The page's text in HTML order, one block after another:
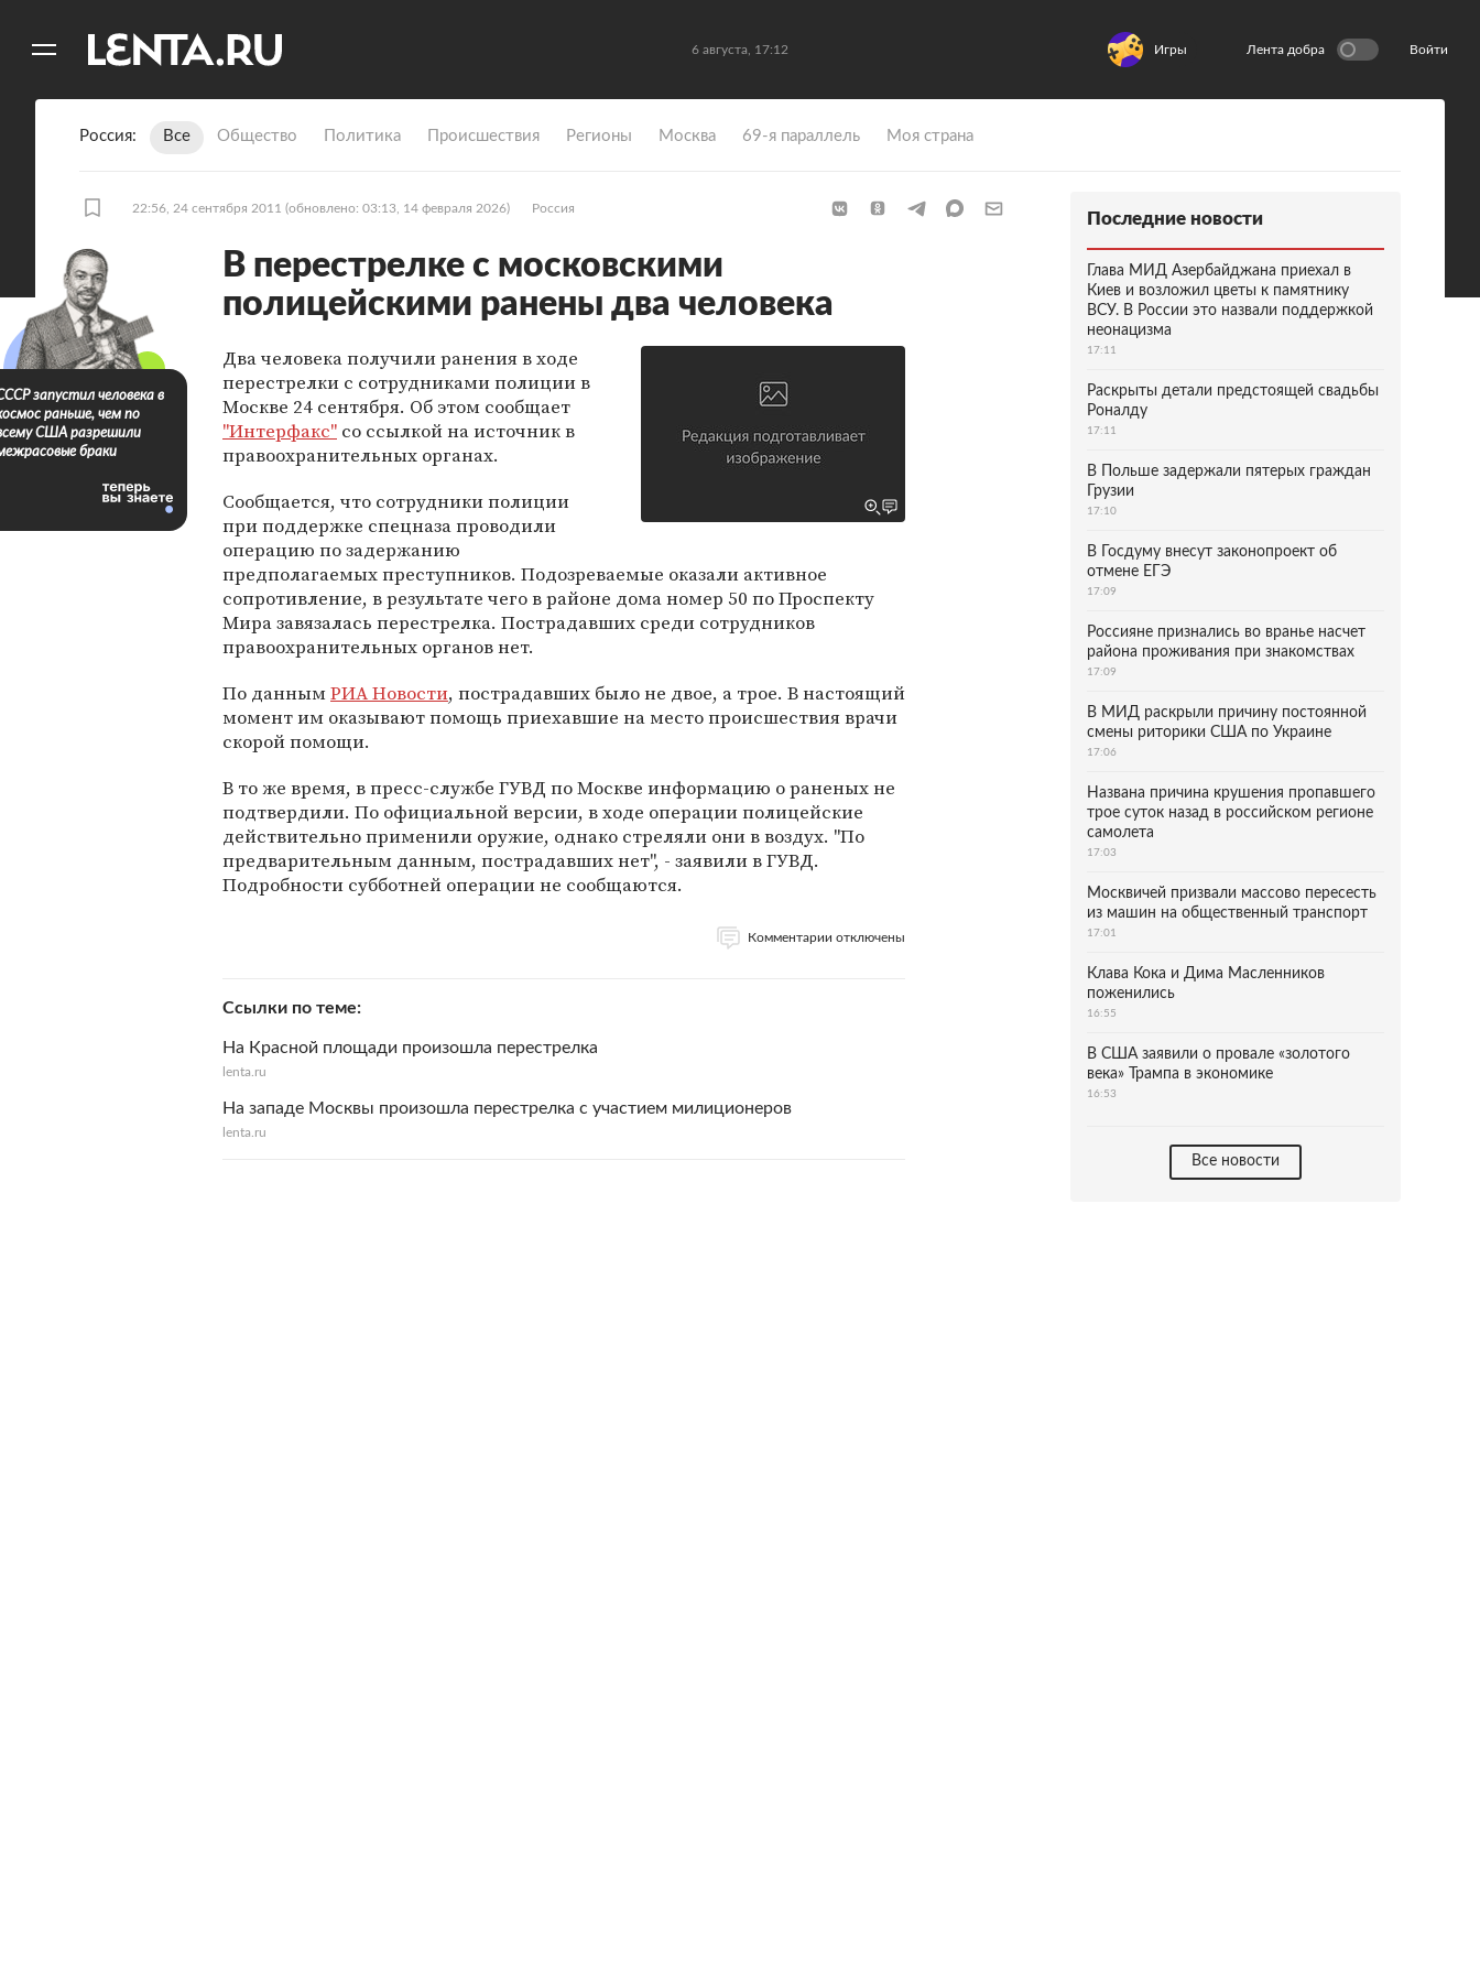
6 августа, 17:12 Игры Лента добра Войти
Россия Все Общество Политика Происшествия Регионы Москва 69-я параллель Моя страна
22:56, 24 сентября 2011 (обновлено: 03:13, 14 февраля 2026) Россия
В перестрелке с московскими
полицейскими ранены два человека
Два человека получили ранения в ходе
перестрелки с сотрудниками полиции в
Москве 24 сентября. Об этом сообщает
"Интерфакс" со ссылкой на источник в
правоохранительных органах.
Сообщается, что сотрудники полиции
при поддержке спецназа проводили
операцию по задержанию
предполагаемых преступников. Подозреваемые оказали активное
сопротивление, в результате чего в районе дома номер 50 по Проспекту
Мира завязалась перестрелка. Пострадавших среди сотрудников
правоохранительных органов нет.
По даннымРИА Новости, пострадавших было не двое, а трое. В настоящий
момент им оказывают помощь приехавшие на место происшествия врачи
скорой помощи.
В то же время, в пресс-службе ГУВД по Москве информацию о раненых не
подтвердили. По официальной версии, в ходе операции полицейские
действительно применили оружие, однако стреляли они в воздух. "По
предварительным данным, пострадавших нет", - заявили в ГУВД.
Подробности субботней операции не сообщаются.
Комментарии отключены
Ссылки по теме
На Красной площади произошла перестрелка
lenta.ru
На западе Москвы произошла перестрелка с участием милиционеров
lenta.ru
запустил человека в
раньше, чем по
США разрешили
браки
Последние новости
Глава МИД Азербайджана приехал в
Киев и возложил цветы к памятнику
ВСУ. В России это назвали поддержкой
неонацизма
17:11
Раскрыты детали предстоящей свадьбы
Роналду
17:11
В Польше задержали пятерых граждан
Грузии
17:10
В Госдуму внесут законопроект об
отмене ЕГЭ
17:09
Россияне признались во вранье насчет
района проживания при знакомствах
17:09
В МИД раскрыли причину постоянной
смены риторики США по Украине
17:06
Названа причина крушения пропавшего
трое суток назад в российском регионе
самолета
17:03
Москвичей призвали массово пересесть
из машин на общественный транспорт
17:01
Клава Кока и Дима Масленников
поженились
16:55
В США заявили о провале «золотого
века» Трампа в экономике
16:53
Все новости